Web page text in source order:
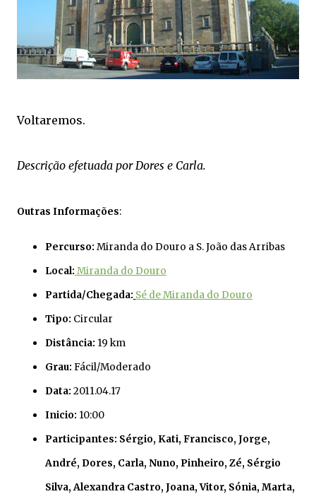
Voltaremos.
Descrição efetuada por Dores e Carla.
Outras Informações:
Percurso: Miranda do Douro a S. João das Arribas
Local: Miranda do Douro
Partida/Chegada: Sé de Miranda do Douro
Tipo: Circular
Distância: 19 km
Grau: Fácil/Moderado
Data: 2011.04.17
Inicio: 10:00
Participantes: Sérgio, Kati, Francisco, Jorge,
André, Dores, Carla, Nuno, Pinheiro, Zé, Sérgio
Silva, Alexandra Castro, Joana, Vitor, Sónia, Marta,